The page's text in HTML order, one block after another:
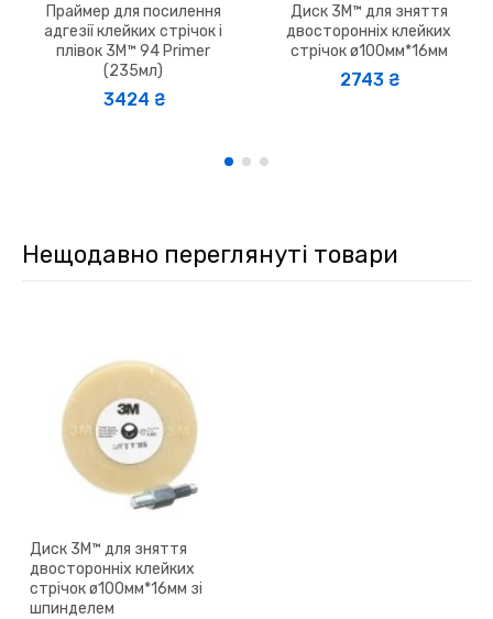
Праймер для посилення
адгезії клейких стрічок і
плівок 3M™ 94 Primer
(235мл)
3424 ₴
Диск 3M™ для зняття
двосторонніх клейких
стрічок ø100мм*16мм
2743 ₴
Нещодавно переглянуті товари
Диск 3M™ для зняття
двосторонніх клейких
стрічок ø100мм*16мм зі
шпинделем